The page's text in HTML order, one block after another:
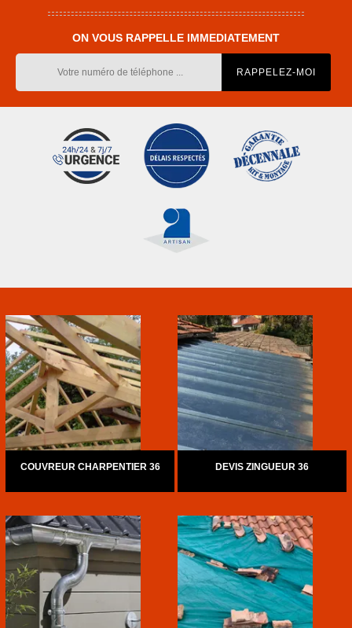
ON VOUS RAPPELLE IMMEDIATEMENT
COUVREUR CHARPENTIER 36 DEVIS ZINGUEUR 36